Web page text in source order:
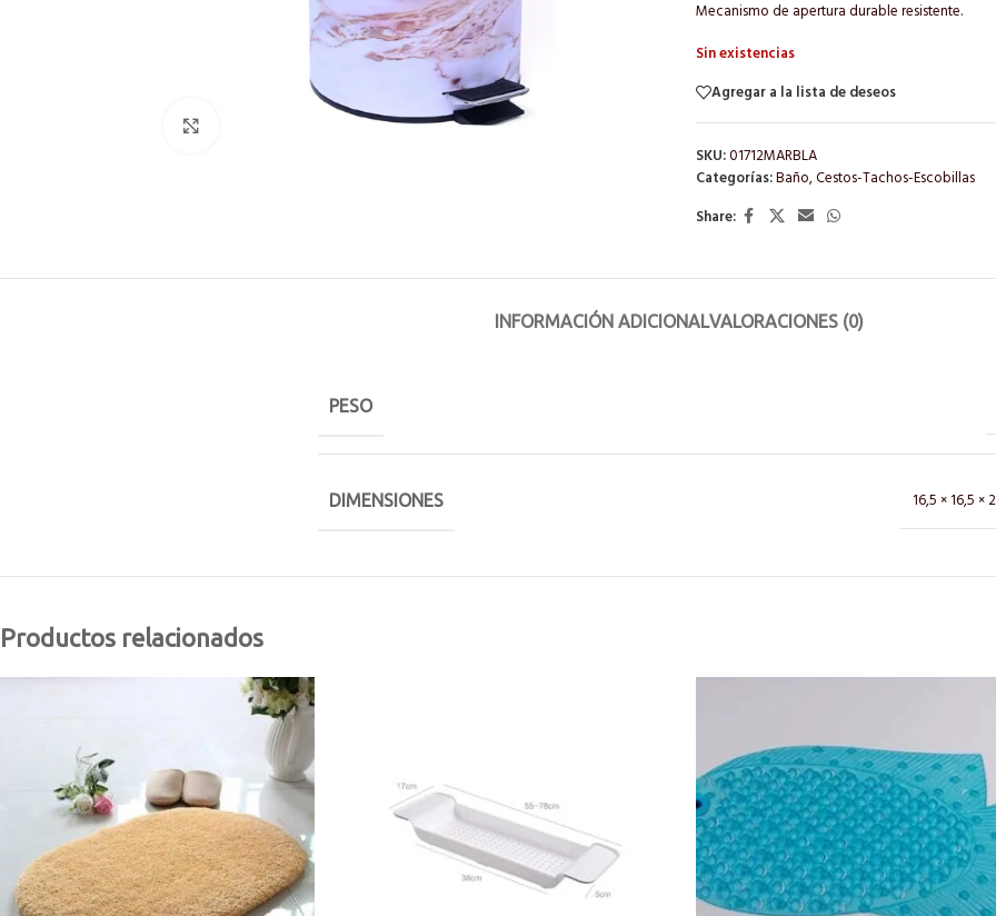
Mecanismo de apertura durable resistente.
Sin existencias
Agregar a la lista de deseos
SKU:01712MARBLA
Categorías:Baño,Cestos-Tachos-Escobillas
Share:
INFORMACIÓN ADICIONALVALORACIONES (0)
PESO
DIMENSIONES 16,5 × 16,5 ×
Productos relacionados